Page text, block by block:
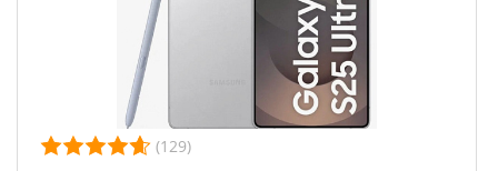
(129)